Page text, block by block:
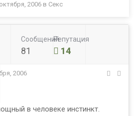
2006 в Секс
Сообщений
81
Репутация
14
2006
в человеке инстинкт.